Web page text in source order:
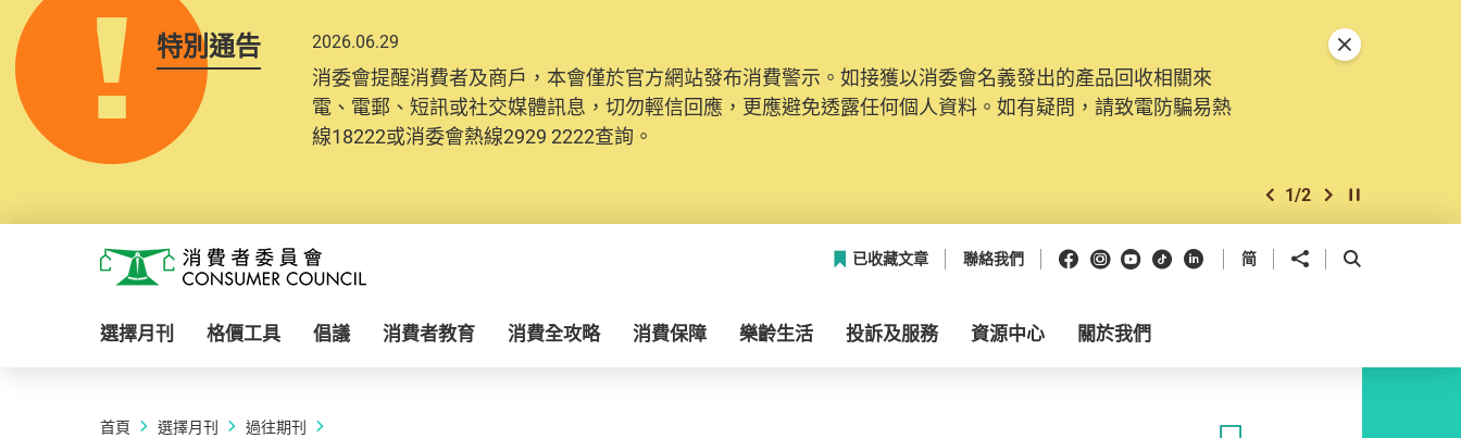
特別通告 2026.06.29
消委會提醒消費者及商戶，本會僅於官方網站發布消費警示。如接獲以消委會名義發出的產品回收相關來
電、電郵、短訊或社交媒體訊息，切勿輕信回應，更應避免透露任何個人資料。如有疑問，請致電防騙易熱
線18222或消委會熱線2929 2222查詢。
上一個
1/2 下一個開始/暫停幻燈
關閉特別通告
消費者委員會
已收藏文章 聯絡我們 Facebook
Instagram
Youtube
抖音領英 简 分享到 開啟搜尋框
選擇月刊 格價工具 倡議 消費者教育 消費全攻略 消費保障 樂齡生活 投訴及服務 資源中心 關於我們
首頁 選擇月刊 過往期刊